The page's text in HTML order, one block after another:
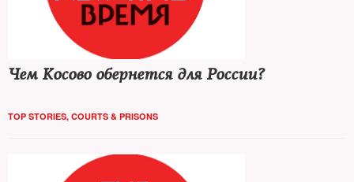
Чем Косово обернется для России?
TOP STORIES, COURTS & PRISONS